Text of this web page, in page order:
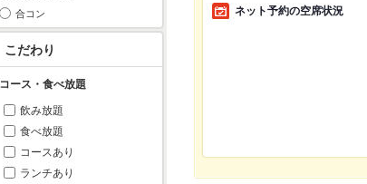
合コン
こだわり
コース・食べ放題
飲み放題
食べ放題
コースあり
ランチあり
ネット予約の空席状況